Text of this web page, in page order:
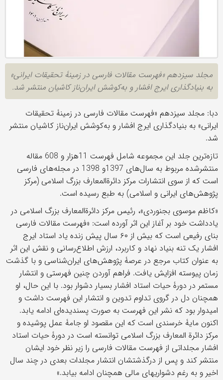
مجلد سیزدهم «فهرست مقالات فارسی در زمینۀ تحقیقات ایرانی»
به بنیادگذاری ایرج افشار و به‌کوشش ایران‌ناز کاشیان منتشر شد.
دبا: مجلد سیزدهم «فهرست مقالات فارسی در زمینۀ تحقیقات
ایرانی» به بنیادگذاری ایرج افشار و به‌کوشش ایران‌ناز کاشیان منتشر
شد.
تازه‌ترین جلد این مجموعه شامل فهرست 11هزار و 608 مقاله
منتشرشده مربوط به سال‌های 1397و 1398 در مجله‌های فارسی
است که از سوی انتشارات مرکز دائرة‌المعارف بزرگ اسلامی (مرکز
پژوهش‌های ایرانی و اسلامی) به طبع رسیده است.
«کاظم موسوی بجنوردی»، رئیس مرکز دائرة‌المعارف بزرگ اسلامی در
یادداشت خود بر آغاز این اثر آورده است: «فهرست مقالات فارسی
بنای رفیعی است که بیش از ۶۰ سال پیش زنده یاد استاد ایرج
افشار یک تنه بنیاد نهاد و کاربرد، ارزش اطلاع‌رسانی و نقش این اثر
به عنوان کتاب مرجع در عرصۀ پژوهش‌های ایران‌شناسی و با گذشت
زمان پیوسته افزایش یافت. فراهم آوردن چنین فهرستی و انتشار
مستمر در دورۀ حیات استاد افشار بسیار دشوار بود. با این حال، او
همچنان دل در گروی تداوم تدوین و انتشار این فهرست داشت و
امیدوار بود که نشر این فهرست به صورت پسندیده‌ای ادامه یابد.
اکنون مایۀ خرسندی است که این مقصود او جامۀ عمل پوشیده و
مرکز دائرة المعارف بزرگ اسلامی توانسته است در دورۀ حیات استاد
افشار مجلداتی از فهرست مقالات فارسی را زیر نظر خود ایشان
منتشر کند و پس از درگذشتشان انتشار مجلدات بعدی در چند سال
اخیر و به رغم دشواری‎های مالی همچنان ادامه بیابد.»